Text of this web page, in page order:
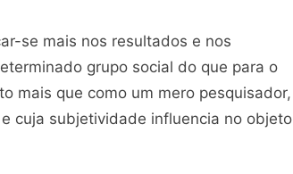
se mais nos resultados e nos
grupo social do que para o
mais que como um mero pesquisador,
cuja subjetividade influencia no objeto